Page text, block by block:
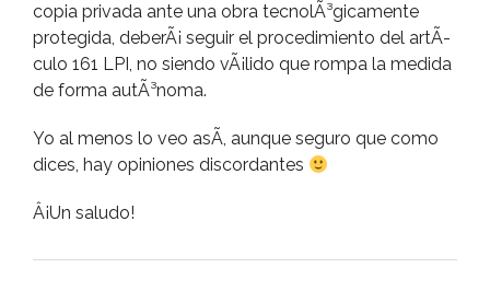
copia privada ante una obra tecnolÃ³gicamente
protegida, deberÃ¡ seguir el procedimiento del artÃ­
culo 161 LPI, no siendo vÃ¡lido que rompa la medida
de forma autÃ³noma.
Yo al menos lo veo asÃ­, aunque seguro que como
dices, hay opiniones discordantes
Â¡Un saludo!